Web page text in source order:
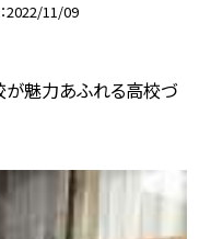
2022/11/09
が魅力あふれる高校づ